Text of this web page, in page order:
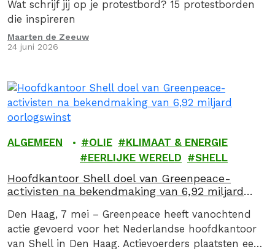
Wat schrijf jij op je protestbord? 15 protestborden
die inspireren
Maarten de Zeeuw
24 juni 2026
ALGEMEEN OLIE
KLIMAAT & ENERGIE
EERLIJKE WERELD
SHELL
Hoofdkantoor Shell doel van Greenpeace-
activisten na bekendmaking van 6,92 miljard
Den Haag, 7 mei – Greenpeace heeft vanochtend
actie gevoerd voor het Nederlandse hoofdkantoor
van Shell in Den Haag. Actievoerders plaatsten een